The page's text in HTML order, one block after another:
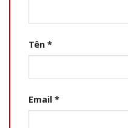
Tên *
Email *